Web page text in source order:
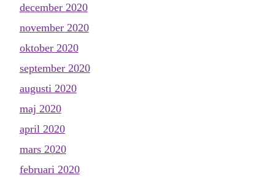
december 2020
november 2020
oktober 2020
september 2020
augusti 2020
maj 2020
april 2020
mars 2020
februari 2020